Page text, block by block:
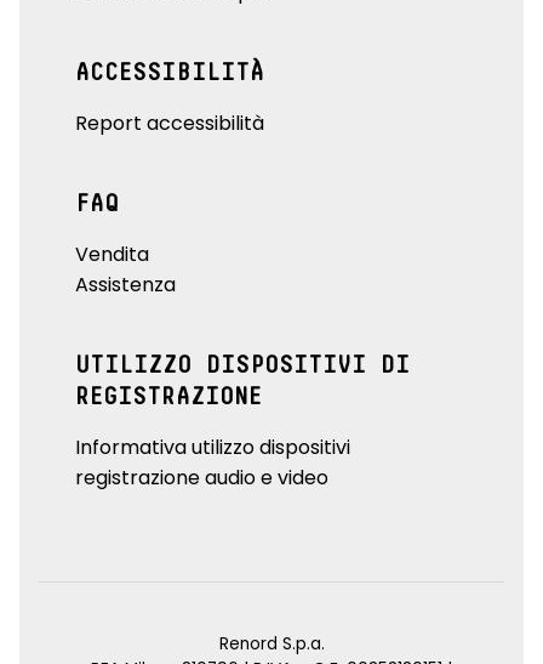
ACCESSIBILITÀ
Report accessibilità
FAQ
Vendita
Assistenza
UTILIZZO DISPOSITIVI DI
REGISTRAZIONE
Informativa utilizzo dispositivi
registrazione audio e video
Renord S.p.a.